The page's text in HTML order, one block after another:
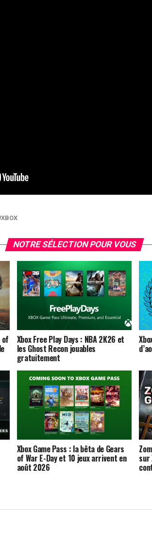
XBOX
NOTRE SÉLECTION POUR VOUS
of Xbox Free Play Days : NBA 2K26 et
les Ghost Recon jouables
gratuitement
Xbox Game Pass : la bêta de Gears
of War E-Day et 10 jeux arrivent en
août 2026
sur